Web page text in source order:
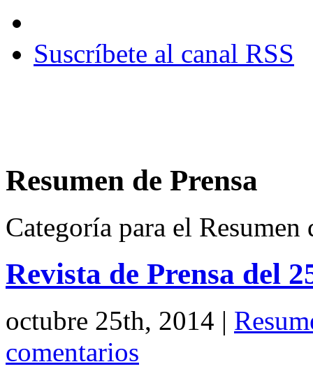
Suscríbete al canal RSS
Resumen de Prensa
Categoría para el Resumen
Revista de Prensa del
octubre 25th, 2014 |
comentarios